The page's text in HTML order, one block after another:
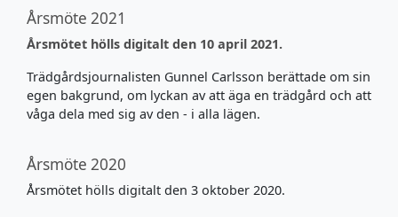
Årsmöte 2021
Årsmötet hölls digitalt den 10 april 2021.
Trädgårdsjournalisten Gunnel Carlsson berättade om sin
egen bakgrund, om lyckan av att äga en trädgård och att
våga dela med sig av den - i alla lägen.
Årsmöte 2020
Årsmötet hölls digitalt den 3 oktober 2020.